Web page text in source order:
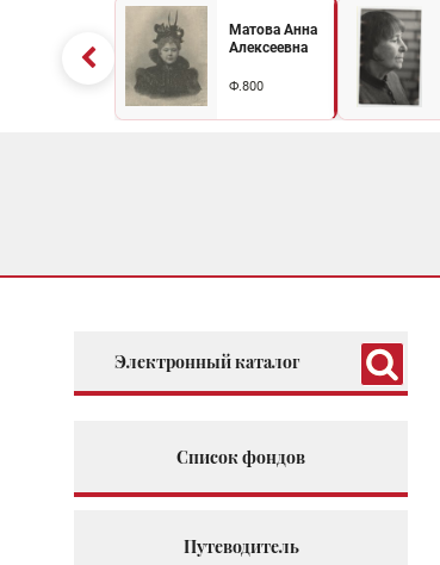
Матова Анна
Алексеевна
Ф.800
Электронный каталог
Список фондов
Путеводитель